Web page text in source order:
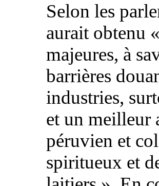
Selon les
aurait obtenu
majeures, à
barrières
industries,
et un meilleur
péruvien et
spiritueux et